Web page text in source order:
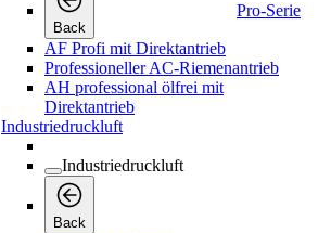
Back
Pro-Serie
AF Profi mit Direktantrieb
Professioneller AC-Riemenantrieb
AH professional ölfrei mit
Direktantrieb
Industriedruckluft
Industriedruckluft
Back